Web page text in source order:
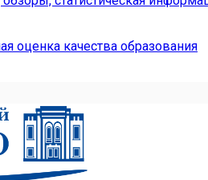
оценка качества образования